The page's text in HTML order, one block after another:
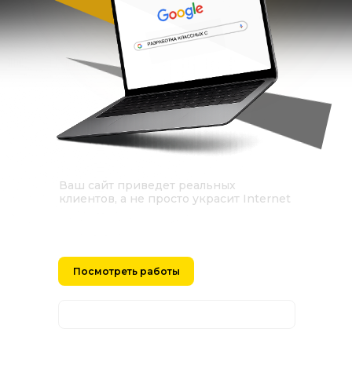
Ваш сайт приведет реальных
клиентов, а не просто украсит Internet
Посмотреть работы